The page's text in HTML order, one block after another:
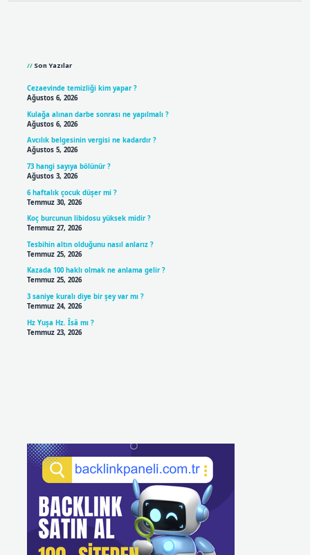
Son Yazılar
Cezaevinde temizliği kim yapar ?
Ağustos 6, 2026
Kulağa alınan darbe sonrası ne yapılmalı ?
Ağustos 6, 2026
Avcılık belgesinin vergisi ne kadardır ?
Ağustos 5, 2026
73 hangi sayıya bölünür ?
Ağustos 3, 2026
6 haftalık çocuk düşer mi ?
Temmuz 30, 2026
Koç burcunun libidosu yüksek midir ?
Temmuz 27, 2026
Tesbihin altın olduğunu nasıl anlarız ?
Temmuz 25, 2026
Kazada 100 haklı olmak ne anlama gelir ?
Temmuz 25, 2026
3 saniye kuralı diye bir şey var mı ?
Temmuz 24, 2026
Hz Yuşa Hz. Îsâ mı ?
Temmuz 23, 2026